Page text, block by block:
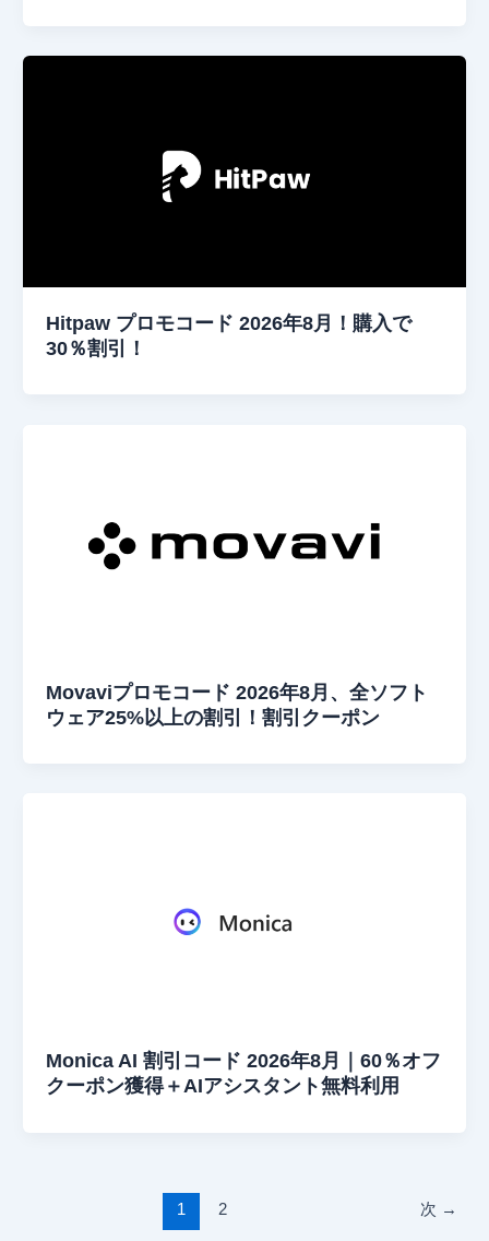
Hitpaw プロモコード 2026年8月！購入で
30％割引！
Movaviプロモコード 2026年8月、全ソフト
ウェア25%以上の割引！割引クーポン
Monica AI 割引コード 2026年8月｜60％オフ
クーポン獲得＋AIアシスタント無料利用
1 2 次 →